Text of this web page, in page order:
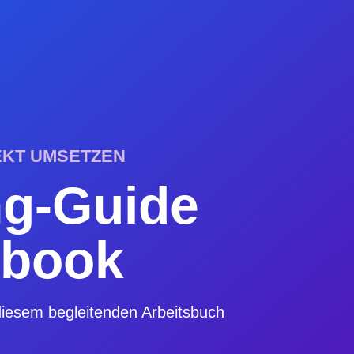
UMSETZEN
Guide
begleitenden Arbeitsbuch